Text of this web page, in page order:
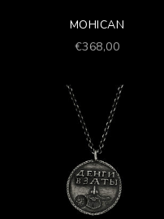
MOHICAN
Prezzo scontato
€368,00